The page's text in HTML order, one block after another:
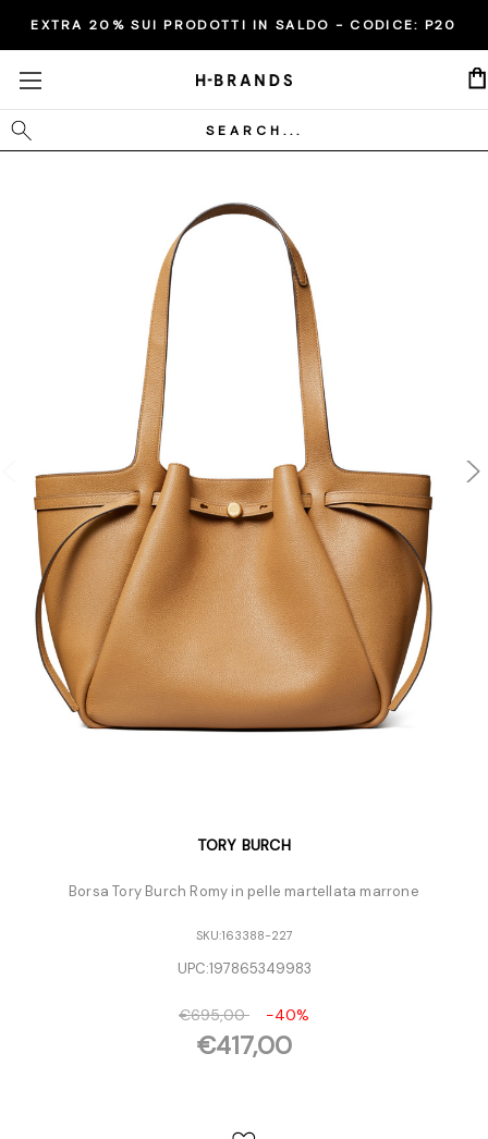
EXTRA 20% SUI PRODOTTI IN SALDO - CODICE: P20
ULTIMI GIORNI
Cerca
TORY BURCH
Borsa Tory Burch Romy in pelle martellata marrone
SKU:163388-227
UPC:197865349983
€695,00 -40%
€417,00